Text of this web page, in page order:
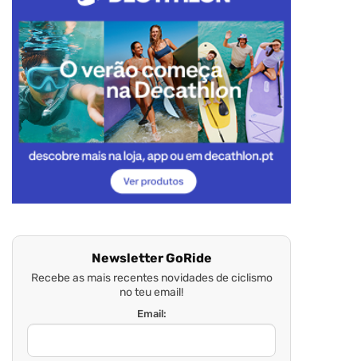
Newsletter GoRide
Recebe as mais recentes novidades de ciclismo
no teu email!
Email: